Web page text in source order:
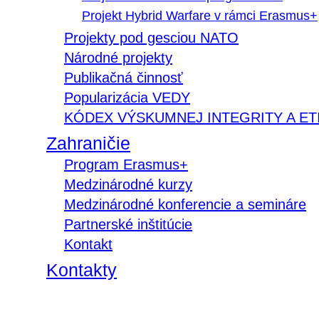
Projekt Hybrid Warfare v rámci Erasmus+
Projekty pod gesciou NATO
Národné projekty
Publikačná činnosť
Popularizácia VEDY
KÓDEX VÝSKUMNEJ INTEGRITY A
Zahraničie
Program Erasmus+
Medzinárodné kurzy
Medzinárodné konferencie a semináre
Partnerské inštitúcie
Kontakt
Kontakty